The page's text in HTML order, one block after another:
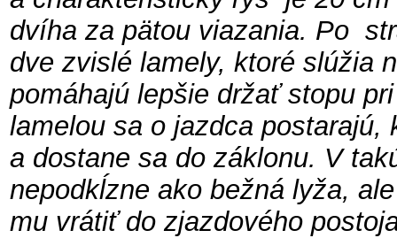
dvíha za pätou viazania. Po
dve zvislé lamely, ktoré slúžia
pomáhajú lepšie držať stopu
lamelou sa o jazdca
a dostane sa do záklonu. V
nepodkĺzne ako bežná lyža,
mu vrátiť do zjazdového